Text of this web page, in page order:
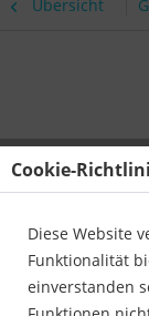
Übersicht
Cookie-
Diese Website
Funktionalität
einverstanden